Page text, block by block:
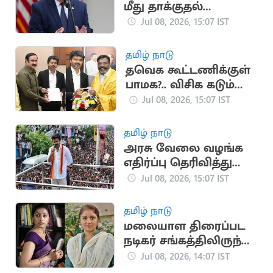
மீது தாக்குதல்
நடத்துவோம்: டிரம்ப்
Jul 08, 2026, 15:07 IST
தமிழ் நாடு
தவெக கூட்டணிக்குள்
பாமக?.. விசிக கடும்
அதிருப்தி
Jul 08, 2026, 15:07 IST
தமிழ் நாடு
அரசு வேலை வழங்க
எதிர்ப்பு தெரிவித்து
மனுத்தாக்கல்
Jul 08, 2026, 15:07 IST
தமிழ் நாடு
மலையாள திரைப்பட
நடிகர் சங்கத்திலிருந்து
நடிகைகள் ரேவதி,
Jul 08, 2026, 14:07 IST